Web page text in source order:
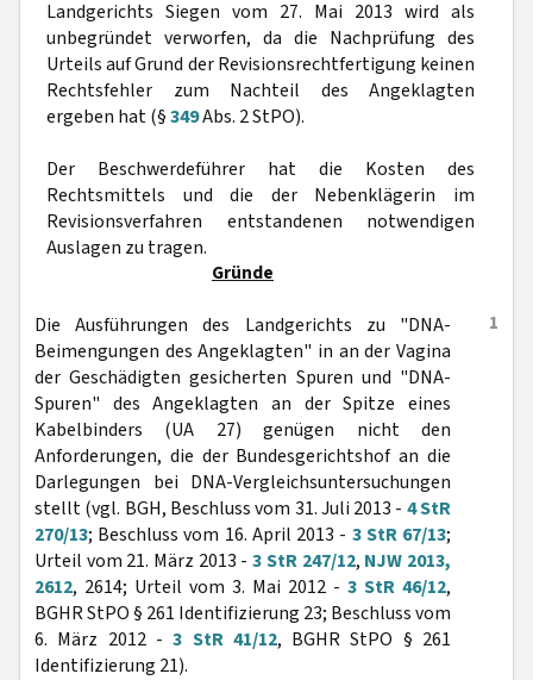
Landgerichts Siegen vom 27. Mai 2013 wird als
unbegründet verworfen, da die Nachprüfung des
Urteils auf Grund der Revisionsrechtfertigung keinen
Rechtsfehler zum Nachteil des Angeklagten
ergeben hat (§349Abs. 2 StPO).
Der Beschwerdeführer hat die Kosten des
Rechtsmittels und die der Nebenklägerin im
Revisionsverfahren entstandenen notwendigen
Auslagen zu tragen.
Gründe
1
Die Ausführungen des Landgerichts zu "DNA-
Beimengungen des Angeklagten" in an der Vagina
der Geschädigten gesicherten Spuren und "DNA-
Spuren" des Angeklagten an der Spitze eines
Kabelbinders (UA 27) genügen nicht den
Anforderungen, die der Bundesgerichtshof an die
Darlegungen bei DNA-Vergleichsuntersuchungen
stellt (vgl. BGH, Beschluss vom 31. Juli 2013 - 4 StR
270/13; Beschluss vom 16. April 2013 - 3 StR 67/13;
Urteil vom 21. März 2013 -3 StR 247/12, NJW 2013,
2612, 2614; Urteil vom 3. Mai 2012 - 3 StR 46/12,
BGHR StPO § 261 Identifizierung 23; Beschluss vom
6. März 2012 -3 StR 41/12, BGHR StPO § 261
Identifizierung 21).